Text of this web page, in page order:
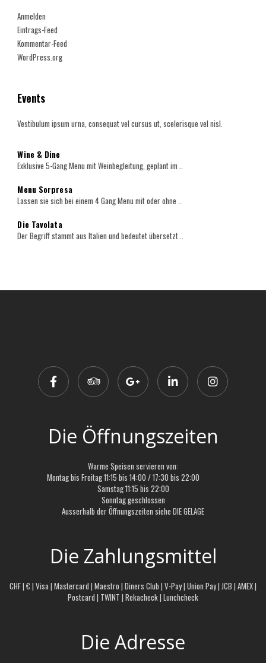
Anmelden
Eintrags-Feed
Kommentar-Feed
WordPress.org
Events
Vestibulum ipsum urna, consequat vel cursus ut, scelerisque vel nisl.
Wine & Dine
Exklusive 5-Gang Menu mit Weinbegleitung, geplant im ..
Menu Sorpresa
Lassen sie sich bei einem 4 Gang Menu mit oder ohne ..
Die Tavolata
Der Begriff stammt aus Italien und bedeutet übersetzt ..
Die Öffnungszeiten
Warme Speisen servieren von:
Montag bis Freitag 11:15 bis 14:00 / 17:30 bis 22:00
Samstag 11:15 bis 22:00
Sonntag geschlossen
Ausserhalb der Öffnungszeiten siehe DIE GELAGE
Die Zahlungsmittel
CHF | € | Visa | Mastercard | Maestro | Diners Club | V-Pay | Union Pay | JCB | AMEX |
Postcard | TWINT | Rekacheck | Lunchcheck
Die Adresse